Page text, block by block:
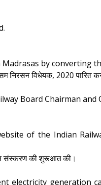
by converting
निरसन विधेयक, 2020 पारित
Board Chairman and
of the Indian
संस्करण की शुरूआत की।
electricity generation